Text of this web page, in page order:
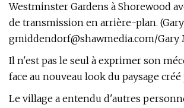
Westminster Gardens à Shorewood
de transmission en arrière-plan.
gmiddendorf@shawmedia.com/Gary
Il n'est pas le seul à exprimer son
face au nouveau look du paysage créé
Le village a entendu d'autres